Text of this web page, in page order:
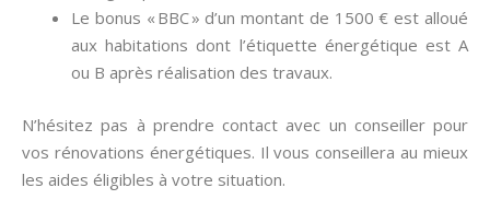
Le bonus « BBC » d’un montant de 1500 € est alloué
aux habitations dont l’étiquette énergétique est A
ou B après réalisation des travaux.
N’hésitez pas à prendre contact avec un conseiller pour
vos rénovations énergétiques. Il vous conseillera au mieux
les aides éligibles à votre situation.